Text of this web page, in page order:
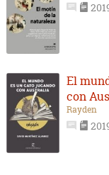
El
con
Rayden